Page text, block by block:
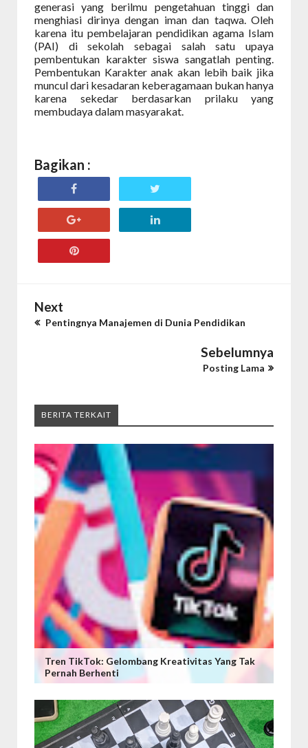
generasi yang berilmu pengetahuan tinggi dan
menghiasi dirinya dengan iman dan taqwa. Oleh
karena itu pembelajaran pendidikan agama Islam
(PAI) di sekolah sebagai salah satu upaya
pembentukan karakter siswa sangatlah penting.
Pembentukan Karakter anak akan lebih baik jika
muncul dari kesadaran keberagamaan bukan hanya
karena sekedar berdasarkan prilaku yang
membudaya dalam masyarakat.
Bagikan :
Next
Pentingnya Manajemen di Dunia Pendidikan
Sebelumnya
Posting Lama
BERITA TERKAIT
Tren TikTok: Gelombang Kreativitas Yang Tak
Pernah Berhenti